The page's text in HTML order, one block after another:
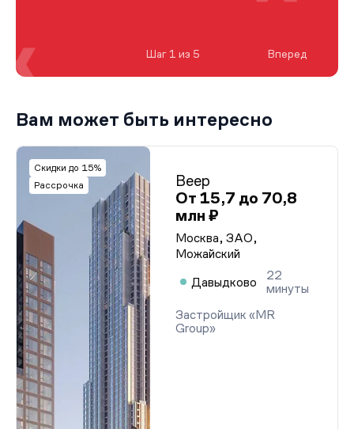
Шаг 1 из 5 Вперед
Вам может быть интересно
Скидки до 15%
Рассрочка
Веер
От 15,7 до 70,8
млн ₽
Москва, ЗАО,
Можайский
Давыдково
22
минуты
Застройщик «MR
Group»